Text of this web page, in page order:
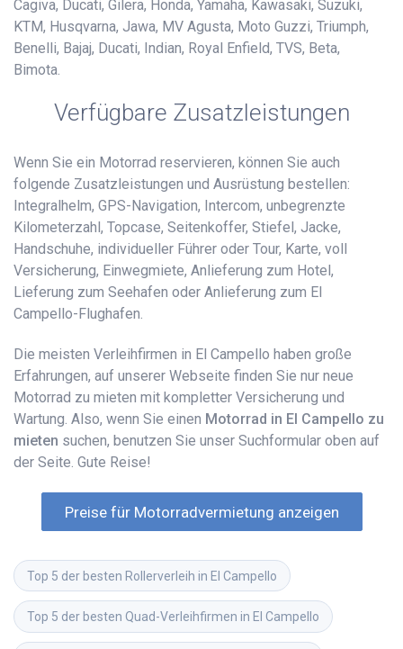
Cagiva, Ducati, Gilera, Honda, Yamaha, Kawasaki, Suzuki,
KTM, Husqvarna, Jawa, MV Agusta, Moto Guzzi, Triumph,
Benelli, Bajaj, Ducati, Indian, Royal Enfield, TVS, Beta,
Bimota.
Verfügbare Zusatzleistungen
Wenn Sie ein Motorrad reservieren, können Sie auch
folgende Zusatzleistungen und Ausrüstung bestellen:
Integralhelm, GPS-Navigation, Intercom, unbegrenzte
Kilometerzahl, Topcase, Seitenkoffer, Stiefel, Jacke,
Handschuhe, individueller Führer oder Tour, Karte, voll
Versicherung, Einwegmiete, Anlieferung zum Hotel,
Lieferung zum Seehafen oder Anlieferung zum El
Campello-Flughafen.
Die meisten Verleihfirmen in El Campello haben große
Erfahrungen, auf unserer Webseite finden Sie nur neue
Motorrad zu mieten mit kompletter Versicherung und
Wartung. Also, wenn Sie einen Motorrad in El Campello zu
mieten suchen, benutzen Sie unser Suchformular oben auf
der Seite. Gute Reise!
Preise für Motorradvermietung anzeigen
Top 5 der besten Rollerverleih in El Campello
Top 5 der besten Quad-Verleihfirmen in El Campello